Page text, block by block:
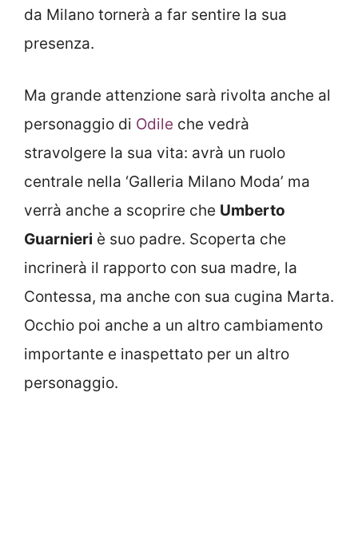
da Milano tornerà a far sentire la sua
presenza.
Ma grande attenzione sarà rivolta anche al
personaggio di Odile che vedrà
stravolgere la sua vita: avrà un ruolo
centrale nella ‘Galleria Milano Moda’ ma
verrà anche a scoprire che Umberto
Guarnieri è suo padre. Scoperta che
incrinerà il rapporto con sua madre, la
Contessa, ma anche con sua cugina Marta.
Occhio poi anche a un altro cambiamento
importante e inaspettato per un altro
personaggio.